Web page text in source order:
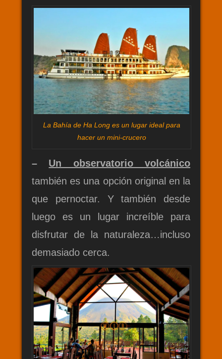
La Bahía de Ha Long es un lugar ideal para
hacer un mini-crucero
– Un observatorio volcánico
también es una opción original en la
que pernoctar. Y también desde
luego es un lugar increíble para
disfrutar de la naturaleza…incluso
demasiado cerca.